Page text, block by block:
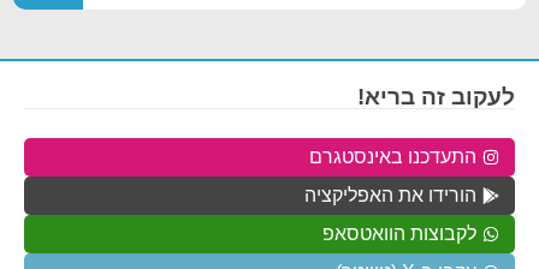
לעקוב זה בריא!
התעדכנו באינסטגרם
הורידו את האפליקציה
לקבוצות הוואטסאפ